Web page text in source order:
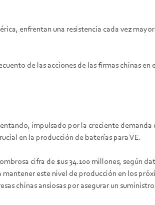
enfrentan una resistencia cada vez
de las acciones de las firmas chinas
impulsado por la creciente
en la producción de baterías para VE.
cifra de $us 34.100 millones,
este nivel de producción en los
chinas ansiosas por asegurar un